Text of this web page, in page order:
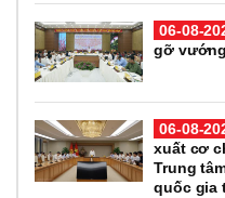
06-08-
gỡ
06-08-
xuất cơ
Trung
quốc gia